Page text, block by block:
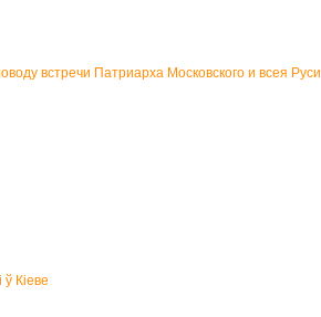
встречи Патриарха Московского и всея Руси
Кіеве